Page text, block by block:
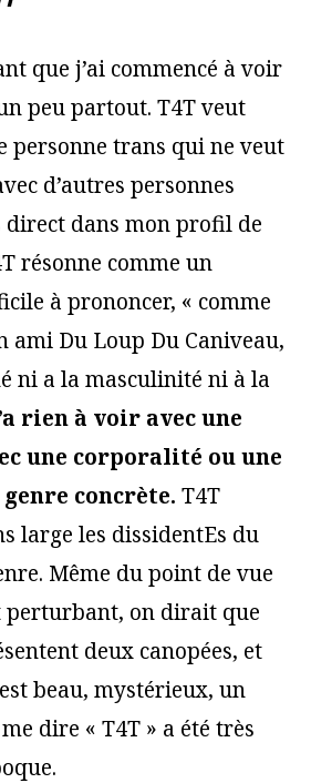
que j’ai commencé à voir
peu partout. T4T veut
personne trans qui ne veut
d’autres personnes
direct dans mon profil de
résonne comme un
à prononcer, « comme
ami Du Loup Du Caniveau,
ni a la masculinité ni à la
rien à voir avec une
une corporalité ou une
concrète. T4T
large les dissidentEs du
Même du point de vue
perturbant, on dirait que
deux canopées, et
beau, mystérieux, un
dire « T4T » a été très